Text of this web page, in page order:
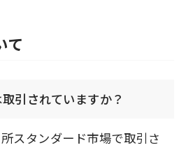
て
引されていますか？
スタンダード市場で取引さ